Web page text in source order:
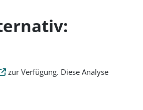
zur Verfügung. Diese Analyse